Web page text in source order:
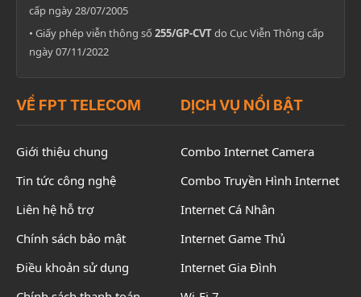
cấp ngày 28/07/2005
• Giấy phép viễn thông số 255/GP-CVTdo Cục Viễn Thông cấp
ngày 07/11/2022
VỀ FPT TELECOM
Giới thiệu chung
Tin tức công nghệ
Liên hệ hỗ trợ
Chính sách bảo mật
Điều khoản sử dụng
DỊCH VỤ NỔI BẬT
Combo Internet Camera
Combo Truyền Hình Internet
Internet Cá Nhân
Internet Game Thủ
Internet Gia Đình